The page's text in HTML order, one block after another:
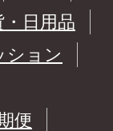
・日用品
ション
便